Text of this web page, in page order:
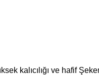
kalıcılığı ve hafif